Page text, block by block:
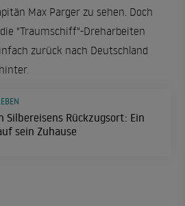
Max Parger zu sehen. Doch
"Traumschiff"-Dreharbeiten
zurück nach Deutschland
Silbereisens Rückzugsort: Ein
sein Zuhause